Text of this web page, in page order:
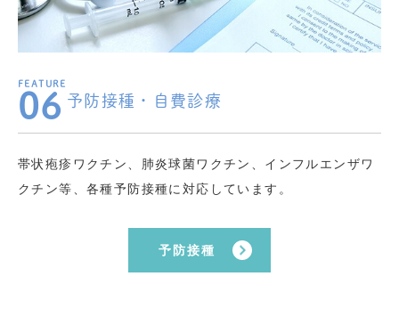
06 予防接種・自費診療
帯状疱疹ワクチン、肺炎球菌ワクチン、インフルエンザワ
クチン等、各種予防接種に対応しています。
予防接種